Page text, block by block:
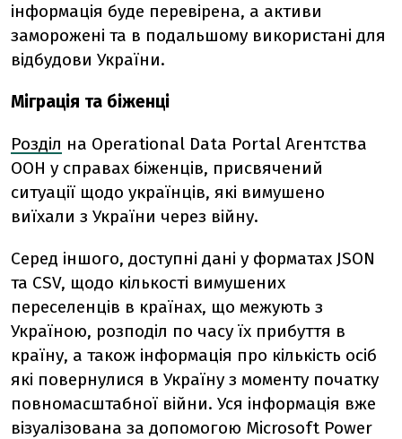
інформація буде перевірена, а активи
заморожені та в подальшому використані для
відбудови України.
Міграція та біженці
Розділ на Operational Data Portal Агентства
ООН у справах біженців, присвячений
ситуації щодо українців, які вимушено
виїхали з України через війну.
Серед іншого, доступні дані у форматах JSON
та CSV, щодо кількості вимушених
переселенців в країнах, що межують з
Україною, розподіл по часу їх прибуття в
країну, а також інформація про кількість осіб
які повернулися в Україну з моменту початку
повномасштабної війни. Уся інформація вже
візуалізована за допомогою Microsoft Power